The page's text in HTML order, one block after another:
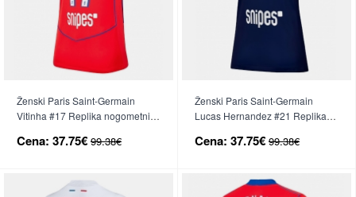
Ženski Paris Saint-Germain
Vitinha #17 Replika nogometni
Cena: 37.75€ 99.38€
Ženski Paris Saint-Germain
Lucas Hernandez #21 Replika
26 Kratek Rokav
Cena: 37.75€ 99.38€